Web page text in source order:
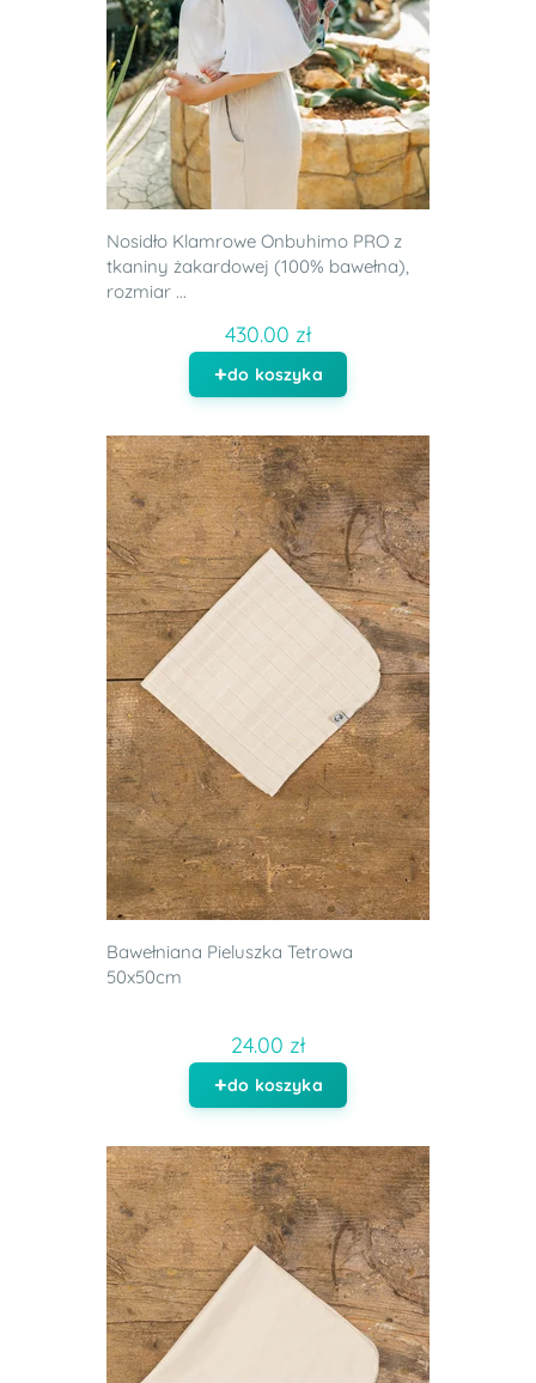
Nosidło Klamrowe Onbuhimo PRO z
tkaniny żakardowej (100% bawełna),
rozmiar ...
430.00 zł
do koszyka
Bawełniana Pieluszka Tetrowa
50x50cm
24.00 zł
do koszyka